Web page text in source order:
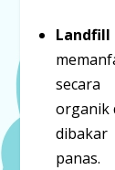
secara
organik